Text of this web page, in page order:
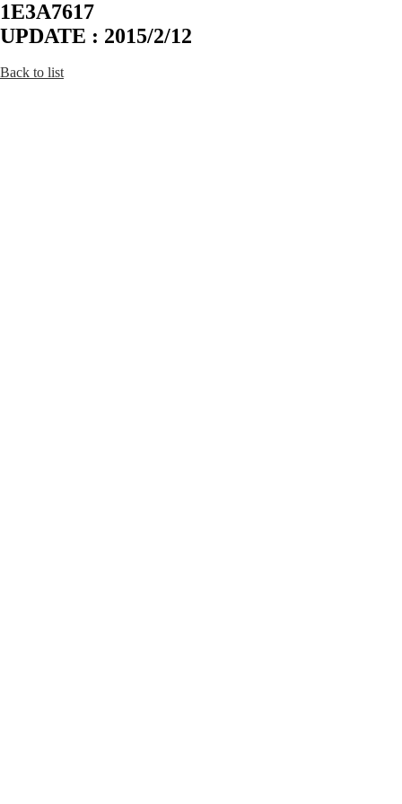
1E3A7617
UPDATE : 2015/2/12
Back to list